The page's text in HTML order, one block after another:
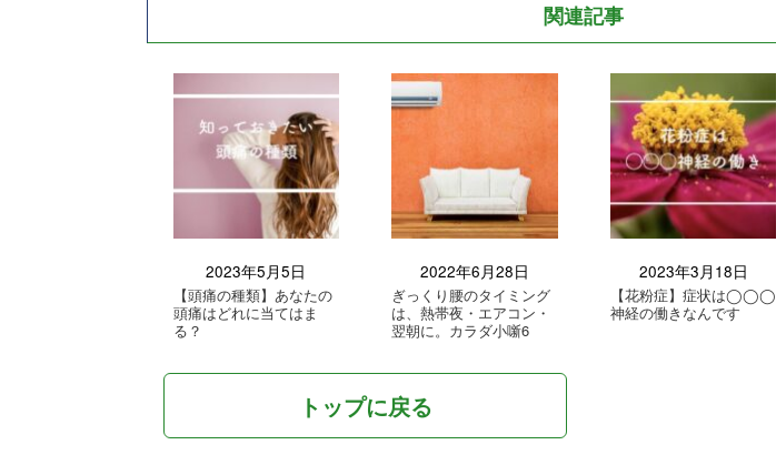
関連記事
2023年5月5日
【頭痛の種類】あなたの
頭痛はどれに当てはま
る？
2022年6月28日
ぎっくり腰のタイミング
は、熱帯夜・エアコン・
翌朝に。カラダ小噺6
2023年3月18日
【花粉症】症状は◯◯◯
神経の働きなんです
トップに戻る